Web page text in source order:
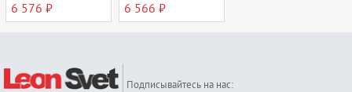
6 576 ₽ 6 566 ₽
Подписывайтесь на нас: